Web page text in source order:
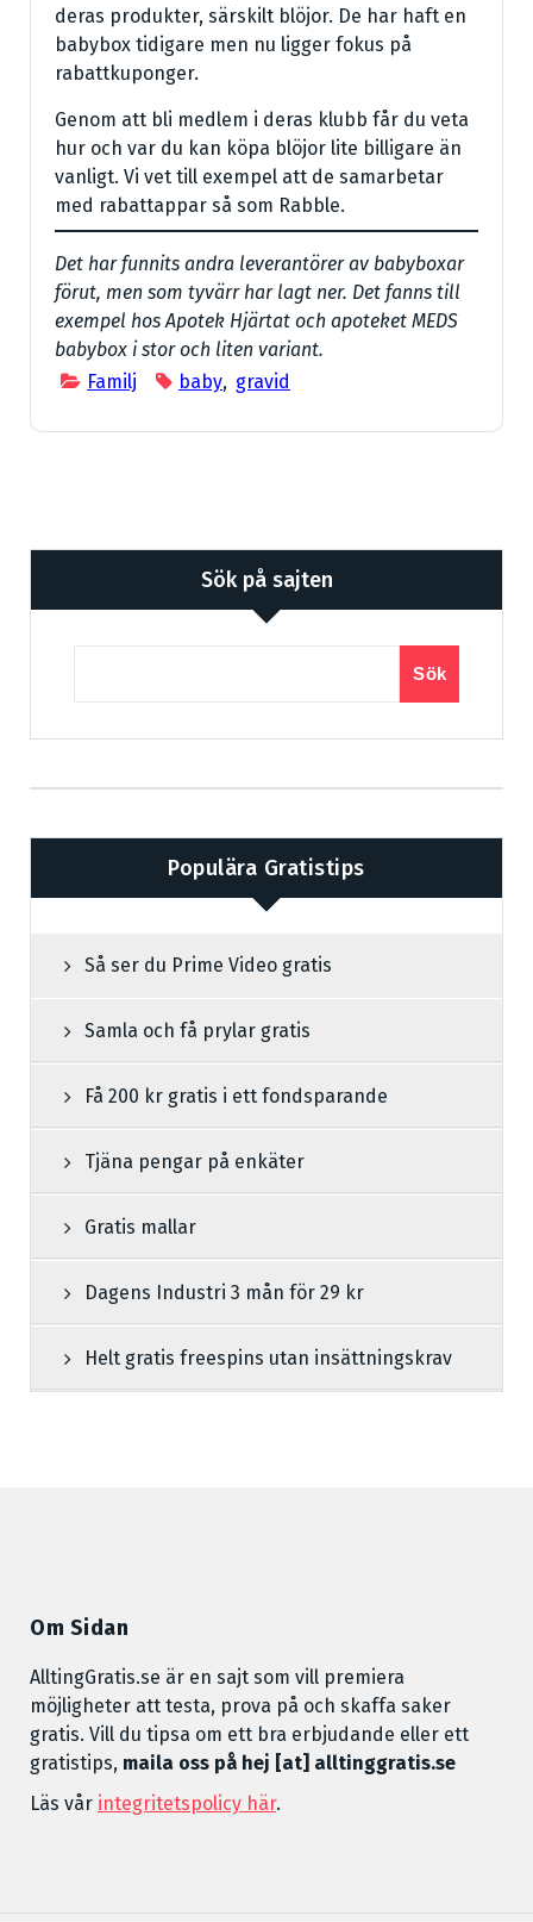
deras produkter, särskilt blöjor. De har haft en
babybox tidigare men nu ligger fokus på
rabattkuponger.
Genom att bli medlem i deras klubb får du veta
hur och var du kan köpa blöjor lite billigare än
vanligt. Vi vet till exempel att de samarbetar
med rabattappar så som Rabble.
Det har funnits andra leverantörer av babyboxar
förut, men som tyvärr har lagt ner. Det fanns till
exempel hos Apotek Hjärtat och apoteket MEDS
babybox i stor och liten variant.
Familj
baby, gravid
Sök på sajten
Sök
Populära Gratistips
Så ser du Prime Video gratis
Samla och få prylar gratis
Få 200 kr gratis i ett fondsparande
Tjäna pengar på enkäter
Gratis mallar
Dagens Industri 3 mån för 29 kr
Helt gratis freespins utan insättningskrav
Om Sidan
AlltingGratis.se är en sajt som vill premiera
möjligheter att testa, prova på och skaffa saker
gratis. Vill du tipsa om ett bra erbjudande eller ett
gratistips, maila oss på hej [at] alltinggratis.se
Läs vår integritetspolicy här.